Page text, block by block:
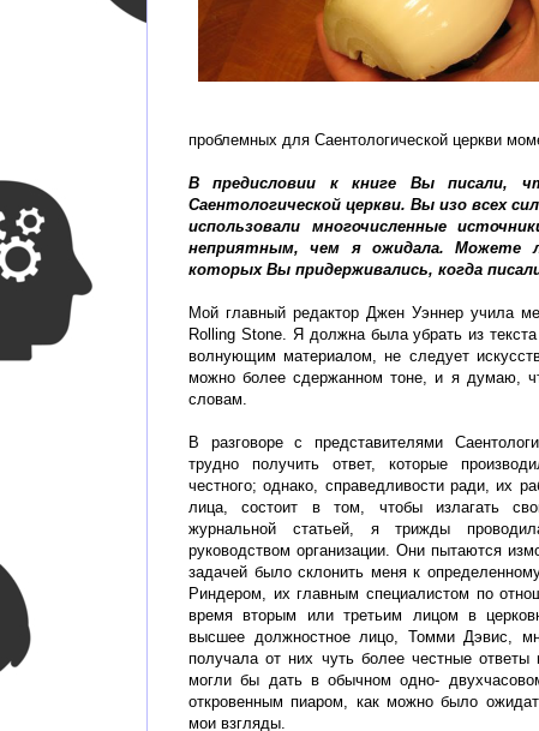
проблемных для Саентологической церкви
В предисловии к книге Вы писали,
Саентологической церкви. Вы изо всех
использовали многочисленные
неприятным, чем я ожидала. Можете
которых Вы придерживались, когда
Мой главный редактор Джен Уэннер учила
Rolling Stone. Я должна была убрать из
волнующим материалом, не следует
можно более сдержанном тоне, и я думаю,
словам.
В разговоре с представителями
трудно получить ответ, которые
честного; однако, справедливости ради, их
лица, состоит в том, чтобы излагать
журнальной статьей, я трижды
руководством организации. Они пытаются
задачей было склонить меня к
Риндером, их главным специалистом по
время вторым или третьим лицом в
высшее должностное лицо, Томми Дэвис,
получала от них чуть более честные
могли бы дать в обычном одно-
откровенным пиаром, как можно было
мои взгляды.